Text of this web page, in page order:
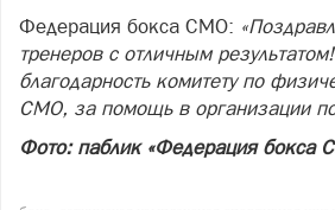
Федерация бокса СМО:
тренеров с отличным
благодарность комитету по
СМО, за помощь в организации
Фото: паблик «Федерация бокса